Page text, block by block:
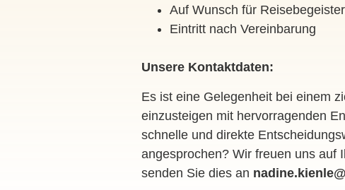
Auf Wunsch für
Eintritt nach Vereinbarung
Unsere Kontaktdaten:
Es ist eine Gelegenheit bei einem
einzusteigen mit hervorragenden
schnelle und direkte
angesprochen? Wir freuen uns auf
senden Sie dies an